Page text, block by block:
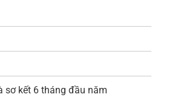
sơ kết 6 tháng đầu năm